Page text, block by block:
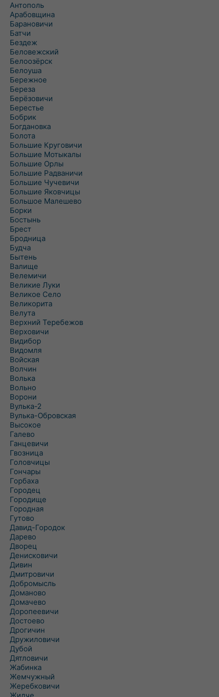
Антополь
Арабовщина
Барановичи
Батчи
Бездеж
Беловежский
Белоозёрск
Белоуша
Бережное
Береза
Берёзовичи
Берестье
Бобрик
Богдановка
Болота
Большие Круговичи
Большие Мотыкалы
Большие Орлы
Большие Радваничи
Большие Чучевичи
Большие Яковчицы
Большое Малешево
Борки
Бостынь
Брест
Бродница
Будча
Бытень
Валище
Велемичи
Великие Луки
Великое Село
Великорита
Велута
Верхний Теребежов
Верховичи
Видибор
Видомля
Войская
Волчин
Волька
Вольно
Ворони
Вулька-2
Вулька-Обровская
Высокое
Галево
Ганцевичи
Гвозница
Головчицы
Гончары
Горбаха
Городец
Городище
Городная
Гутово
Давид-Городок
Дарево
Дворец
Денисковичи
Дивин
Дмитровичи
Добромысль
Доманово
Домачево
Доропеевичи
Достоево
Дрогичин
Дружиловичи
Дубой
Дятловичи
Жабинка
Жемчужный
Жеребковичи